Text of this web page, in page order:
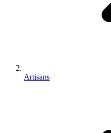
Artisans